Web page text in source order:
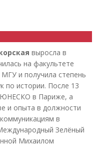
выросла в
на факультете
и получила степень
по истории. После 13
в Париже, а
и опыта в должности
в
Зелёный
Михаилом